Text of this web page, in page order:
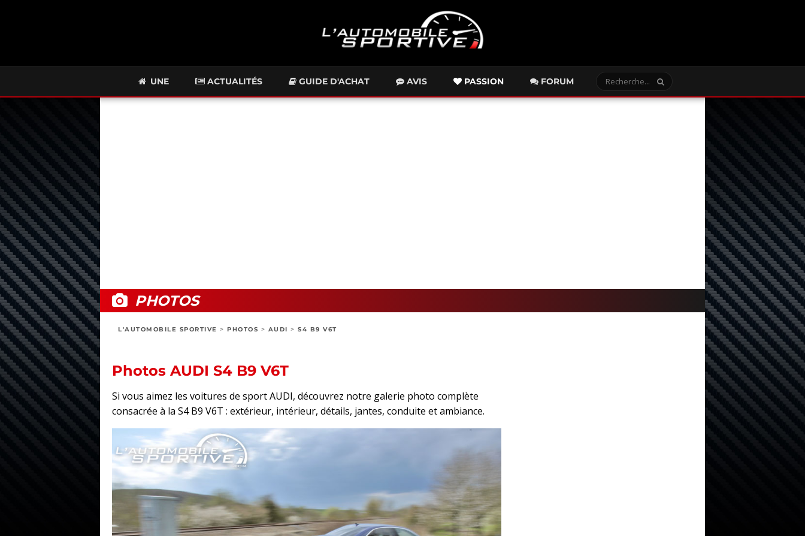
UNE ACTUALITÉS GUIDE D'ACHAT AVIS PASSION FORUM
PHOTOS
L'AUTOMOBILE SPORTIVE > PHOTOS > AUDI > S4 B9 V6T
Photos AUDI S4 B9 V6T
Si vous aimez les voitures de sport AUDI, découvrez notre galerie photo complète
consacrée à la S4 B9 V6T : extérieur, intérieur, détails, jantes, conduite et ambiance.